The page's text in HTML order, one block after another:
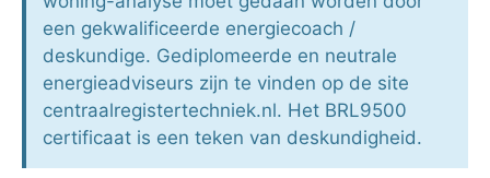
een gekwalificeerde energiecoach /
deskundige. Gediplomeerde en neutrale
energieadviseurs zijn te vinden op de site
centraalregistertechniek.nl. Het BRL9500
certificaat is een teken van deskundigheid.